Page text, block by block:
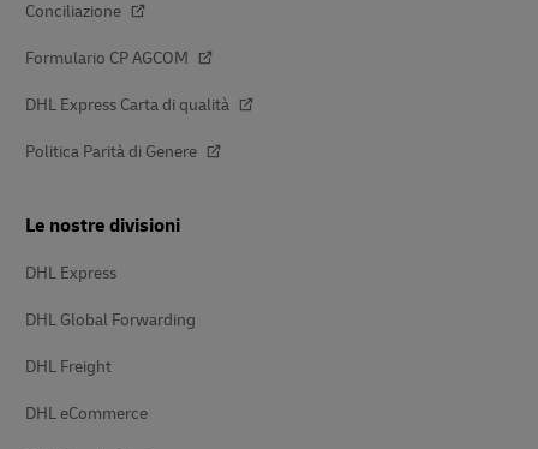
Conciliazione
Formulario CP AGCOM
DHL Express Carta di qualità
Politica Parità di Genere
Le nostre divisioni
DHL Express
DHL Global Forwarding
DHL Freight
DHL eCommerce